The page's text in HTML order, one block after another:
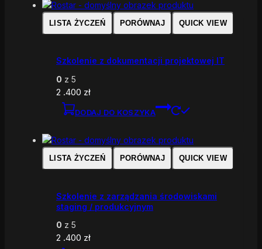
LISTA ŻYCZEŃ PORÓWNAJ QUICK VIEW
Szkolenie z dokumentacji projektowej IT
0 z 5
2 .400 zł
DODAJ DO KOSZYKA
LISTA ŻYCZEŃ PORÓWNAJ QUICK VIEW
Szkolenie z zarządzania środowiskami
staging / produkcyjnym
0 z 5
2 .400 zł